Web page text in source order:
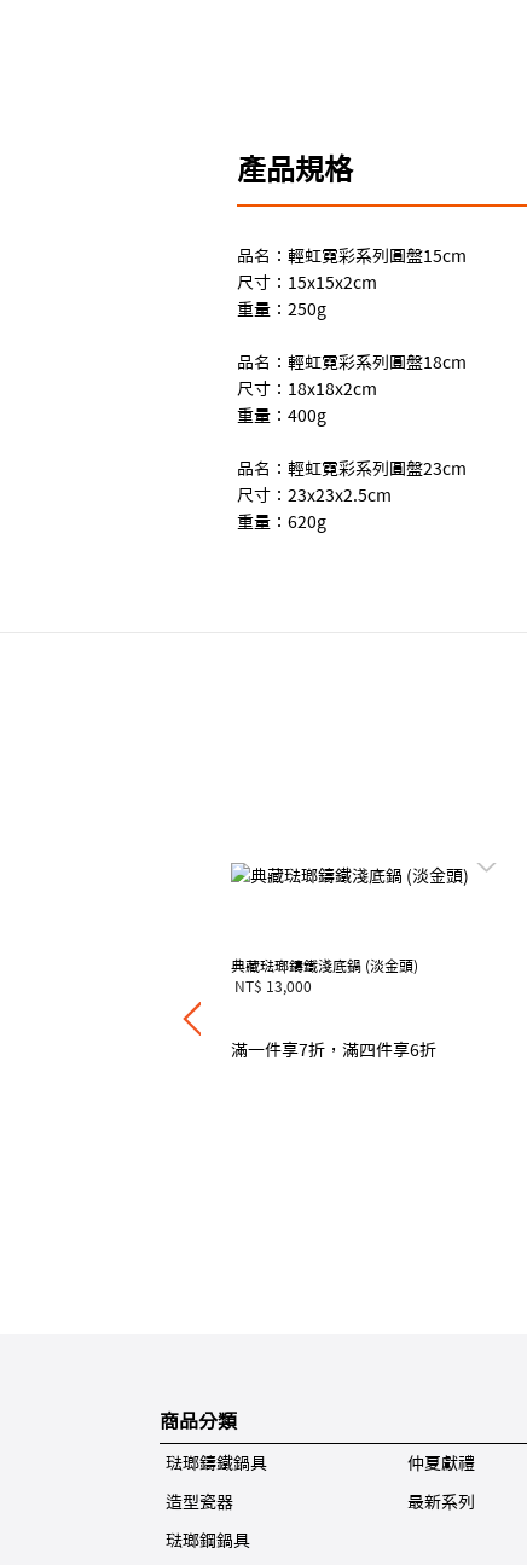
產品規格
品名：輕虹霓彩系列圓盤15cm
尺寸：15x15x2cm
重量：250g
品名：輕虹霓彩系列圓盤18cm
尺寸：18x18x2cm
重量：400g
品名：輕虹霓彩系列圓盤23cm
尺寸：23x23x2.5cm
重量：620g
典藏琺瑯鑄鐵淺底鍋 (淡金頭)
NT$ 13,000
滿一件享7折，滿四件享6折
商品分類
琺瑯鑄鐵鍋具
造型瓷器
琺瑯鋼鍋具
仲夏獻禮
最新系列